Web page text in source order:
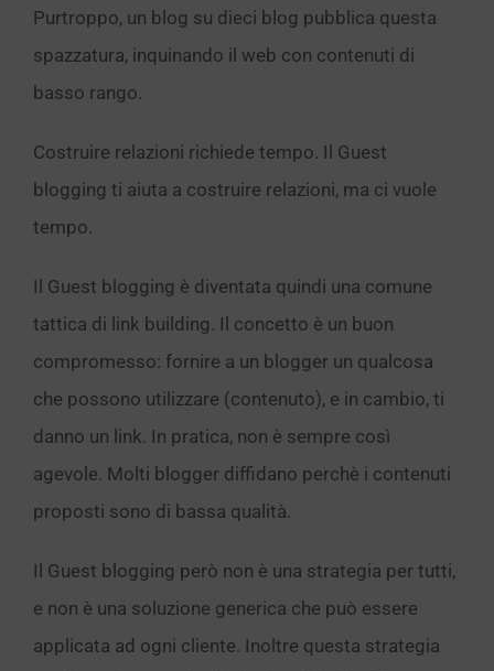
Purtroppo, un blog su dieci blog pubblica questa
spazzatura, inquinando il web con contenuti di
basso rango.
Costruire relazioni richiede tempo. Il Guest
blogging ti aiuta a costruire relazioni, ma ci vuole
tempo.
Il Guest blogging è diventata quindi una comune
tattica di link building. Il concetto è un buon
compromesso: fornire a un blogger un qualcosa
che possono utilizzare (contenuto), e in cambio, ti
danno un link. In pratica, non è sempre così
agevole. Molti blogger diffidano perchè i contenuti
proposti sono di bassa qualità.
Il Guest blogging però non è una strategia per tutti,
e non è una soluzione generica che può essere
applicata ad ogni cliente. Inoltre questa strategia